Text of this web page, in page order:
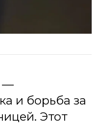
—
и борьба за
Этот